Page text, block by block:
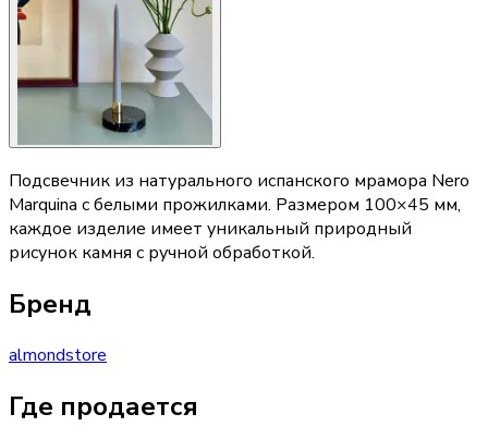
Подсвечник из натурального испанского мрамора Nero
Marquina с белыми прожилками. Размером 100×45 мм,
каждое изделие имеет уникальный природный
рисунок камня с ручной обработкой.
Бренд
almondstore
Где продается